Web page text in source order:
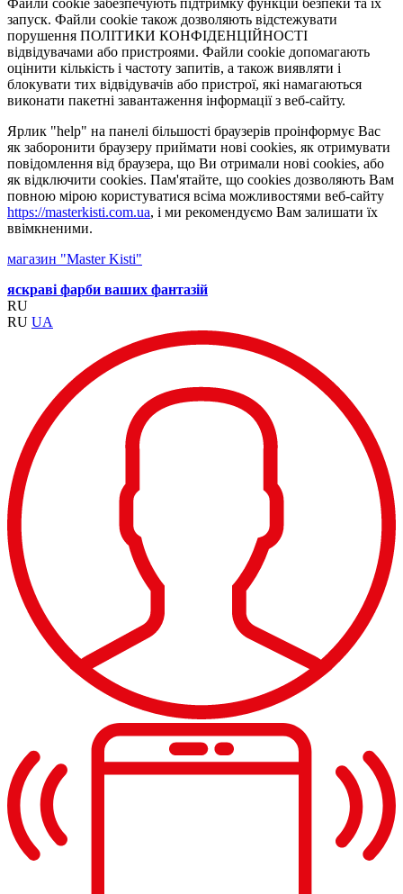
Файли cookie забезпечують підтримку функцій безпеки та їх
запуск. Файли cookie також дозволяють відстежувати
порушення ПОЛІТИКИ КОНФІДЕНЦІЙНОСТІ
відвідувачами або пристроями. Файли cookie допомагають
оцінити кількість і частоту запитів, а також виявляти і
блокувати тих відвідувачів або пристрої, які намагаються
виконати пакетні завантаження інформації з веб-сайту.
Ярлик "help" на панелі більшості браузерів проінформує Вас
як заборонити браузеру приймати нові cookies, як отримувати
повідомлення від браузера, що Ви отримали нові cookies, або
як відключити cookies. Пам'ятайте, що cookies дозволяють Вам
повною мірою користуватися всіма можливостями веб-сайту
https://masterkisti.com.ua, і ми рекомендуємо Вам залишати їх
ввімкненими.
магазин "Master Kisti"
яскраві фарби ваших фантазій
RU
RU UA